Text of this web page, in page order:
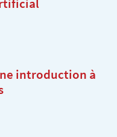
introduction à